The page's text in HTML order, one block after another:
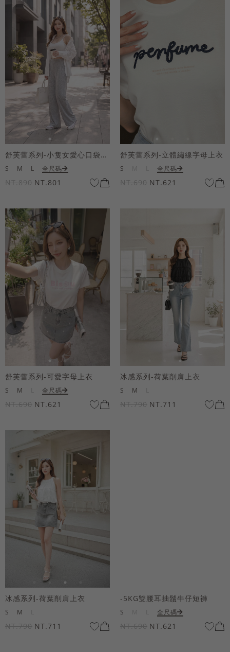
舒芙蕾系列-小隻女愛心口袋寬褲
S M L 全尺碼
NT.890 NT.801
舒芙蕾系列-立體繡線字母上衣
S 全尺碼
NT.690 NT.621
舒芙蕾系列-可愛字母上衣
S M 全尺碼
NT.690 NT.621
冰感系列-荷葉削肩上衣
S M
NT.790 NT.711
冰感系列-荷葉削肩上衣
S M
NT.790 NT.711
-5KG雙腰耳抽鬚牛仔短褲
S 全尺碼
NT.690 NT.621